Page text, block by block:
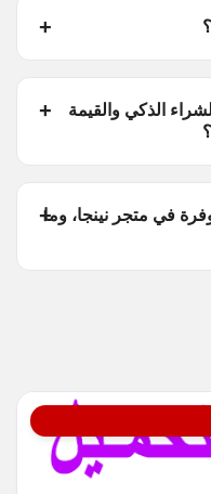
الذكي والقيمة
في متجر نينجا، وما